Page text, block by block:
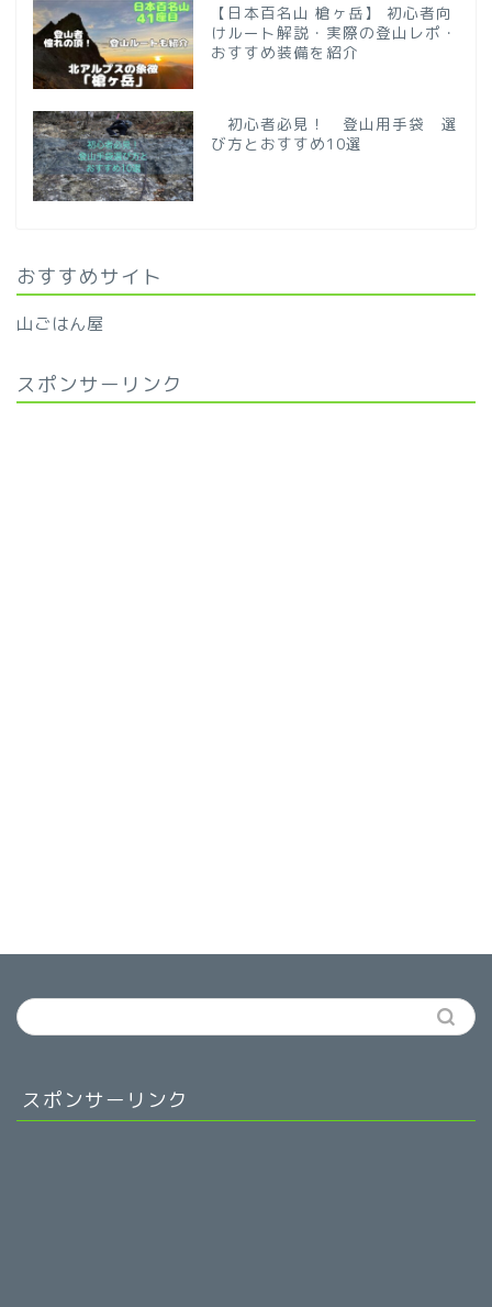
【日本百名山 槍ヶ岳】 初心者向
けルート解説・実際の登山レポ・
おすすめ装備を紹介
初心者必見！ 登山用手袋 選
び方とおすすめ10選
おすすめサイト
山ごはん屋
スポンサーリンク
スポンサーリンク